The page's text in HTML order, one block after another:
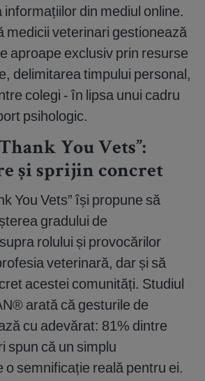
din mediul online.
medicii veterinari gestionează
aproape exclusiv prin resurse
delimitarea timpului personal,
colegi - în lipsa unui cadru
psihologic.
You Vets”:
și sprijin concret
You Vets” își propune să
gradului de
rolului și provocărilor
veterinară, dar și să
acestei comunități. Studiul
arată că gesturile de
cu adevărat: 81% dintre
spun că un simplu
o semnificație reală pentru ei.